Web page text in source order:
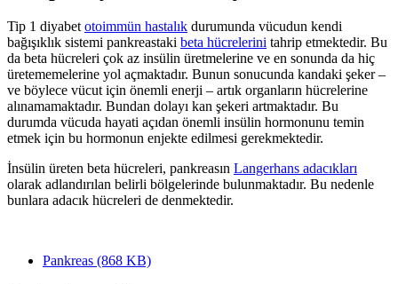
Tip 1 diyabetotoimmün hastalık durumunda vücudun kendi
bağışıklık sistemi pankreastaki beta hücrelerini tahrip etmektedir. Bu
da beta hücreleri çok az insülin üretmelerine ve en sonunda da hiç
üretememelerine yol açmaktadır. Bunun sonucunda kandaki şeker –
ve böylece vücut için önemli enerji – artık organların hücrelerine
alınamamaktadır. Bundan dolayı kan şekeri artmaktadır. Bu
durumda vücuda hayati açıdan önemli insülin hormonunu temin
etmek için bu hormonun enjekte edilmesi gerekmektedir.
İnsülin üreten beta hücreleri, pankreasın Langerhans adacıkları
olarak adlandırılan belirli bölgelerinde bulunmaktadır. Bu nedenle
bunlara adacık hücreleri de denmektedir.
Pankreas (868 KB)